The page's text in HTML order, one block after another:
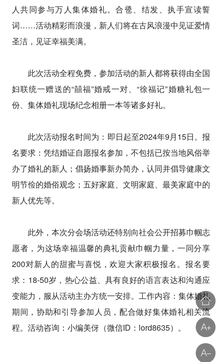
人共同参与万人集体婚礼。合卺、结发、执手宣读誓
词……活动精彩而浪漫，新人们将在古风浪漫中见证爱情
圣洁，见证幸福美满。
此次活动全程免费，参加活动的新人都将获得由全国
妇联统一赠送的“囍福”婚戒一对、“徐福记”婚糖礼包一
份、集体婚礼现场纪念相册一本等诸多好礼。
此次活动报名时间为：即日起至2024年9月15日。报
名要求：凭结婚证自愿报名参加，不包括已按当地风俗举
办了婚礼的新人；倡扬婚事新办简办，认同并倡导健康文
明节俭的婚俗观念；五好家庭、文明家庭、最美家庭中的
新人优先等。
此外，本次分会场活动还特别向社会公开招募巾帼志
愿者，为这场幸福温馨的典礼贡献巾帼力量，一同分享
200对新人的甜蜜与喜悦，欢迎大家积极报名。报名要
求：18-50岁，热心公益、具有良好的语言表达和沟通应
变能力，服从活动主办方统一安排。工作内容：集体婚礼
期间，协助和引导参加人员，配合做好集体婚礼相关流
程。活动咨询：小编美伢（微信ID：lord8635）。